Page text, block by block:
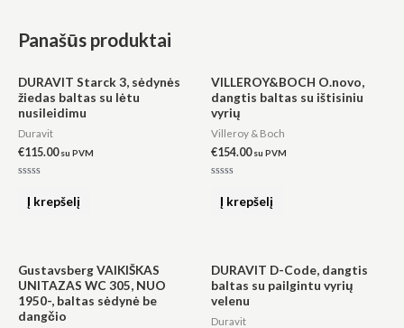
Panašūs produktai
DURAVIT Starck 3, sėdynės
žiedas baltas su lėtu
nusileidimu
Duravit
€115.00 su PVM
Į krepšelį
VILLEROY&BOCH O.novo,
dangtis baltas su ištisiniu
vyrių
Villeroy & Boch
€154.00 su PVM
Į krepšelį
Gustavsberg VAIKIŠKAS
UNITAZAS WC 305, NUO
1950-, baltas sėdynė be
dangčio
DURAVIT D-Code, dangtis
baltas su pailgintu vyrių
velenu
Duravit